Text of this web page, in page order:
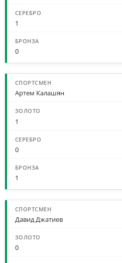
1
0
Артем Калашян
1
0
1
Давид Джатиев
0